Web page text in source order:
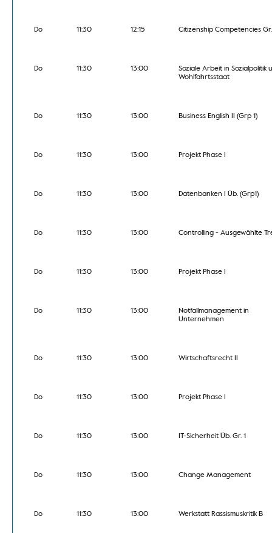
Do 11:30 12:15 Citizenship Competencies Gr.
Do 11:30 13:00
Soziale Arbeit in Sozialpolitik
Wohlfahrtsstaat
Do 11:30 13:00 Business English II (Grp 1)
Do 11:30 13:00 Projekt Phase I
Do 11:30 13:00 Datenbanken I Üb. (Grp1)
Do 11:30 13:00 Controlling - Ausgewählte
Do 11:30 13:00 Projekt Phase I
Do 11:30 13:00
Notfallmanagement in
Unternehmen
Do 11:30 13:00 Wirtschaftsrecht II
Do 11:30 13:00 Projekt Phase I
Do 11:30 13:00 IT-Sicherheit Üb. Gr. 1
Do 11:30 13:00 Change Management
Do 11:30 13:00 Werkstatt Rassismuskritik B